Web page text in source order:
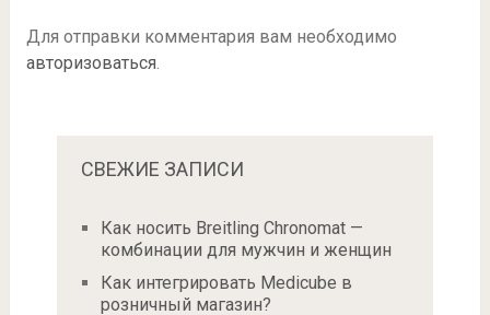
Для отправки комментария вам необходимо
авторизоваться.
СВЕЖИЕ ЗАПИСИ
Как носить Breitling Chronomat —
комбинации для мужчин и женщин
Как интегрировать Medicube в
розничный магазин?